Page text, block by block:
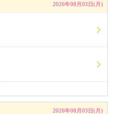
2026年08月03日(月)
2026年08月03日(月)